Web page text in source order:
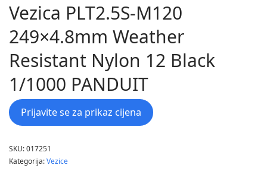
Vezica PLT2.5S-M120
249×4.8mm Weather
Resistant Nylon 12 Black
1/1000 PANDUIT
Prijavite se za prikaz cijena
SKU:017251
Kategorija:Vezice